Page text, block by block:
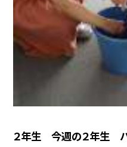
２年生 今週の２年生 パー